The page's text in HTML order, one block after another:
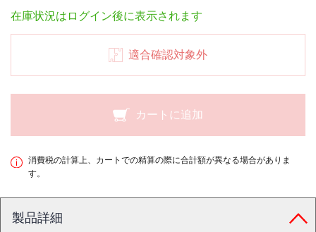
在庫状況はログイン後に表示されます
適合確認対象外
カートに追加
消費税の計算上、カートでの精算の際に合計額が異なる場合がありま
す。
製品詳細